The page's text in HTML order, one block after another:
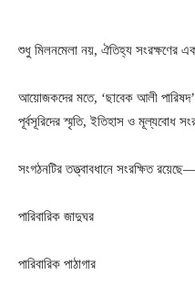
শুধু মিলনমেলা নয়, ঐতিহ্য সংরক্ষণের
আয়োজকদের মতে, ‘ছাবেক আলী
পূর্বসূরিদের স্মৃতি, ইতিহাস ও মূল্যবোধ
সংগঠনটির তত্ত্বাবধানে সংরক্ষিত
পারিবারিক জাদুঘর
পারিবারিক পাঠাগার